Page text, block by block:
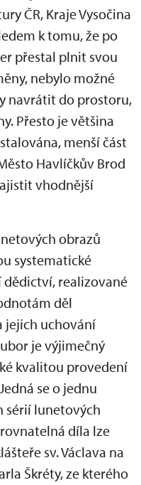
ČR, Kraje Vysočina
k tomu, že po
přestal plnit svou
nebylo možné
navrátit do prostoru,
Přesto je většina
menší část
Havlíčkův Brod
vhodnější
obrazů
systematické
realizované
děl
jejich uchování
je výjimečný
kvalitou provedení
se o jednu
sérií lunetových
díla lze
sv. Václava na
Škréty, ze kterého